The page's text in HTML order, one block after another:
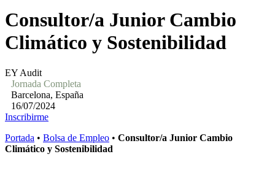
Consultor/a Junior Cambio
Climático y Sostenibilidad
EY Audit
Jornada Completa
Barcelona, España
16/07/2024
Inscribirme
Portada • Bolsa de Empleo • Consultor/a Junior Cambio
Climático y Sostenibilidad